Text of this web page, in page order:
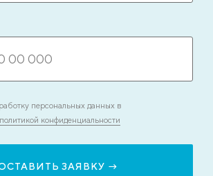
персональных данных в
политикой конфиденциальности